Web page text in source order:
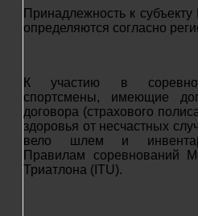
Принадлежность к
определяются согласно
К участию в
спортсмены, имеющие
договора (страхового
здоровья от несчастных
вело шлем и
Правилам соревнований
Триатлона (ITU).